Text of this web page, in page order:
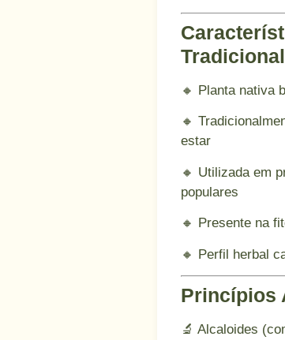
🔸 Planta nativa
🔸
estar
🔸 Utilizada em
populares
🔸 Presente na
🔸 Perfil herbal
Princípios
🔬 Alcaloides